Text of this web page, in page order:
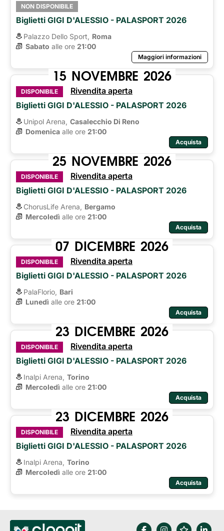
NON DISPONIBILE
Biglietti GIGI D'ALESSIO - PALASPORT 2026
Palazzo Dello Sport,
Roma
Sabato alle ore 21:00
Maggiori informazioni
15 NOVEMBRE 2026
DISPONIBILE
Rivendita aperta
Biglietti GIGI D'ALESSIO - PALASPORT 2026
Unipol Arena, Casalecchio Di Reno
Domenica alle ore 21:00
Acquista
25 NOVEMBRE 2026
DISPONIBILE
Rivendita aperta
Biglietti GIGI D'ALESSIO - PALASPORT 2026
ChorusLife Arena,
Bergamo
Mercoledì alle ore 21:00
Acquista
07 DICEMBRE 2026
DISPONIBILE
Rivendita aperta
Biglietti GIGI D'ALESSIO - PALASPORT 2026
PalaFlorio, Bari
Lunedì alle ore 21:00
Acquista
23 DICEMBRE 2026
DISPONIBILE
Rivendita aperta
Biglietti GIGI D'ALESSIO - PALASPORT 2026
Inalpi Arena, Torino
Mercoledì alle ore 21:00
Acquista
23 DICEMBRE 2026
DISPONIBILE
Rivendita aperta
Biglietti GIGI D'ALESSIO - PALASPORT 2026
Inalpi Arena, Torino
Mercoledì alle ore 21:00
Acquista